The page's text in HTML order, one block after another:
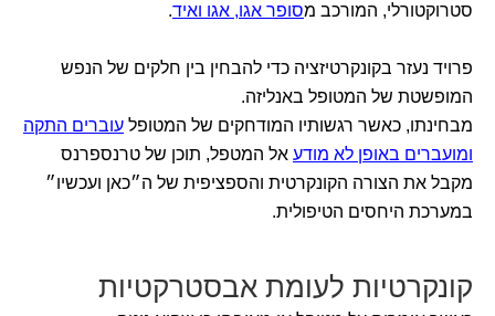
סטרוקטורלי, המורכב מסופר אגו, אגו ואיד.
פרויד נעזר בקונקרטיזציה כדי להבחין בין חלקים של הנפש
המופשטת של המטופל באנליזה.
מבחינתו, כאשר רגשותיו המודחקים של המטופל עוברים התקה
ומועברים באופן לא מודע אל המטפל, תוכן של טרנספרנס
מקבל את הצורה הקונקרטית והספציפית של ה״כאן ועכשיו״
במערכת היחסים הטיפולית.
קונקרטיות לעומת אבסטרקטיות